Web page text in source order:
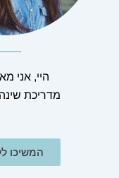
היי, אני
מדריכת
המשיכו